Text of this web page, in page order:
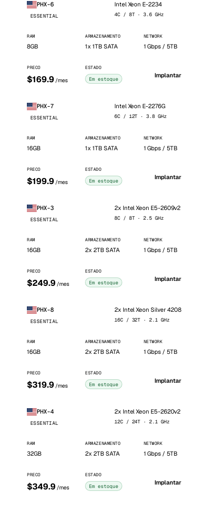
PHX-6
ESSENTIAL
Intel Xeon E-2234
4C / 8T · 3.6 GHz
RAM
8GB
ARMAZENAMENTO
1x 1TB SATA
NETWORK
1 Gbps / 5TB
PRECO
$169.9 /mes
ESTADO
Em estoque Implantar
PHX-7
ESSENTIAL
Intel Xeon E-2276G
6C / 12T · 3.8 GHz
RAM
16GB
ARMAZENAMENTO
1x 1TB SATA
NETWORK
1 Gbps / 5TB
PRECO
$199.9 /mes
ESTADO
Em estoque Implantar
PHX-3
ESSENTIAL
2x Intel Xeon E5-2609v2
8C / 8T · 2.5 GHz
RAM
16GB
ARMAZENAMENTO
2x 2TB SATA
NETWORK
1 Gbps / 5TB
PRECO
$249.9 /mes
ESTADO
Em estoque Implantar
PHX-8
ESSENTIAL
2x Intel Xeon Silver 4208
16C / 32T · 2.1 GHz
RAM
16GB
ARMAZENAMENTO
2x 2TB SATA
NETWORK
1 Gbps / 5TB
PRECO
$319.9 /mes
ESTADO
Em estoque Implantar
PHX-4
ESSENTIAL
2x Intel Xeon E5-2620v2
12C / 24T · 2.1 GHz
RAM
32GB
ARMAZENAMENTO
2x 2TB SATA
NETWORK
1 Gbps / 5TB
PRECO
$349.9 /mes
ESTADO
Em estoque Implantar